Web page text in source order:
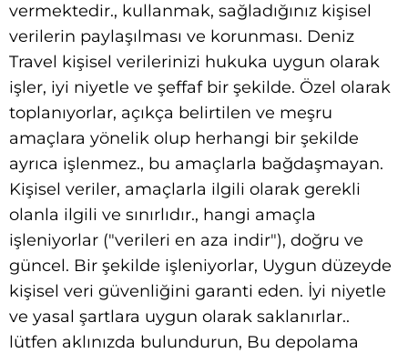
vermektedir., kullanmak, sağladığınız kişisel
verilerin paylaşılması ve korunması. Deniz
Travel kişisel verilerinizi hukuka uygun olarak
işler, iyi niyetle ve şeffaf bir şekilde. Özel olarak
toplanıyorlar, açıkça belirtilen ve meşru
amaçlara yönelik olup herhangi bir şekilde
ayrıca işlenmez., bu amaçlarla bağdaşmayan.
Kişisel veriler, amaçlarla ilgili olarak gerekli
olanla ilgili ve sınırlıdır., hangi amaçla
işleniyorlar ("verileri en aza indir"), doğru ve
güncel. Bir şekilde işleniyorlar, Uygun düzeyde
kişisel veri güvenliğini garanti eden. İyi niyetle
ve yasal şartlara uygun olarak saklanırlar..
lütfen aklınızda bulundurun, Bu depolama